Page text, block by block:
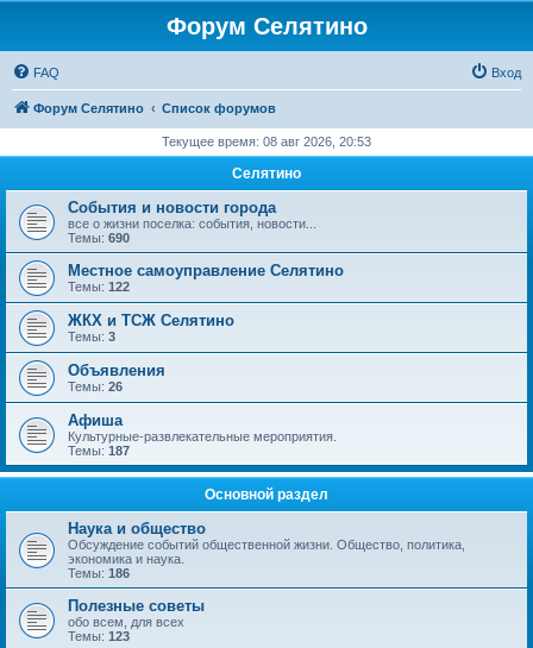
Форум Селятино
FAQ Вход
Форум Селятино Список форумов
Текущее время: 08 авг 2026, 20:53
Селятино
События и новости города
все о жизни поселка: события, новости...
Темы: 690
Местное самоуправление Селятино
Темы: 122
ЖКХ и ТСЖ Селятино
Темы: 3
Объявления
Темы: 26
Афиша
Культурные-развлекательные мероприятия.
Темы: 187
Основной раздел
Наука и общество
Обсуждение событий общественной жизни. Общество, политика,
экономика и наука.
Темы: 186
Полезные советы
обо всем, для всех
Темы: 123